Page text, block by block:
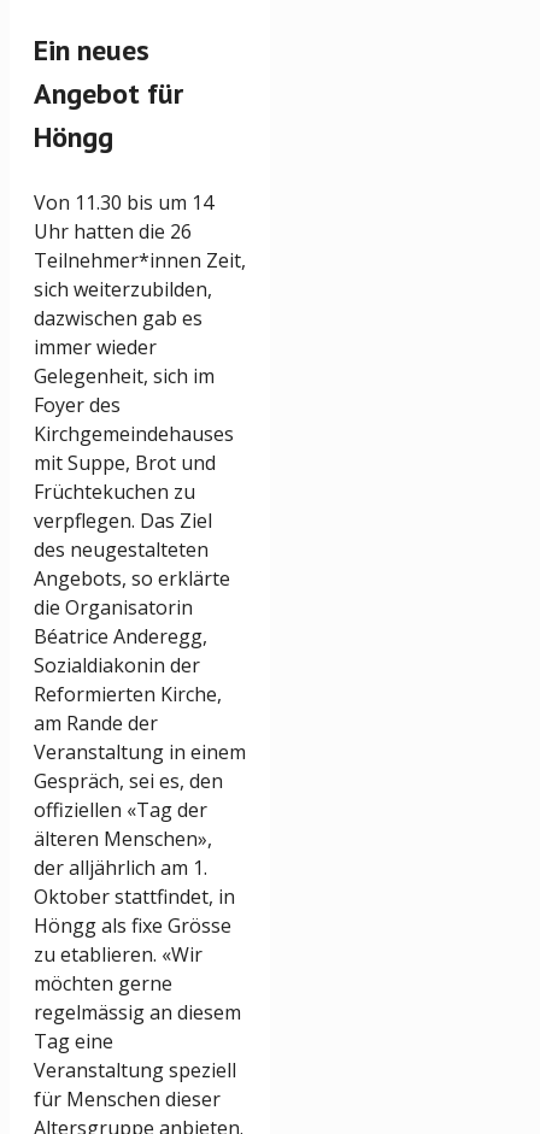
Ein neues
Angebot für
Höngg
Von 11.30 bis um 14
Uhr hatten die 26
Teilnehmer*innen Zeit,
sich weiterzubilden,
dazwischen gab es
immer wieder
Gelegenheit, sich im
Foyer des
Kirchgemeindehauses
mit Suppe, Brot und
Früchtekuchen zu
verpflegen. Das Ziel
des neugestalteten
Angebots, so erklärte
die Organisatorin
Béatrice Anderegg,
Sozialdiakonin der
Reformierten Kirche,
am Rande der
Veranstaltung in einem
Gespräch, sei es, den
offiziellen «Tag der
älteren Menschen»,
der alljährlich am 1.
Oktober stattfindet, in
Höngg als fixe Grösse
zu etablieren. «Wir
möchten gerne
regelmässig an diesem
Tag eine
Veranstaltung speziell
für Menschen dieser
Altersgruppe anbieten.